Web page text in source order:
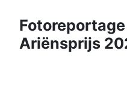
Ariënsprijs